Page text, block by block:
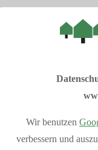
Artikelnummer:
Planen Sie Ihren
Wir benutzen
verbessern und